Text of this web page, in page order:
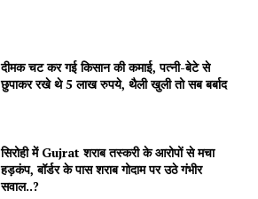
दीमक चट कर गई किसान की कमाई, पत्नी-बेटे से
छुपाकर रखे थे 5 लाख रुपये, थैली खुली तो सब बर्बाद
सिरोही में Gujrat शराब तस्करी के आरोपों से मचा
हड़कंप, बॉर्डर के पास शराब गोदाम पर उठे गंभीर
सवाल..?